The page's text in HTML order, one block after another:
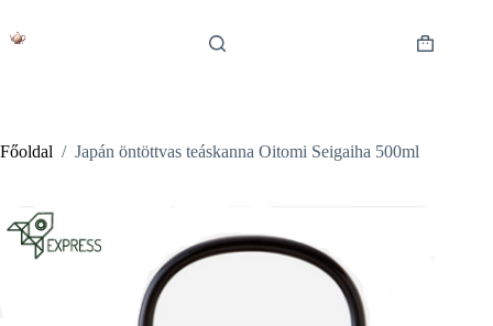
content
Shopping
Főoldal / Japán öntöttvas teáskanna Oitomi Seigaiha 500ml